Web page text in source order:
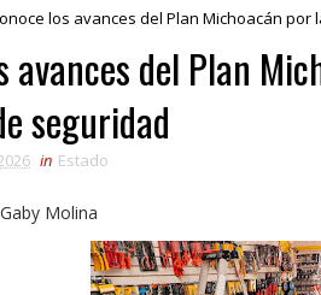
los avances del Plan Michoacán por
avances del Plan
seguridad
in Estado
Molina